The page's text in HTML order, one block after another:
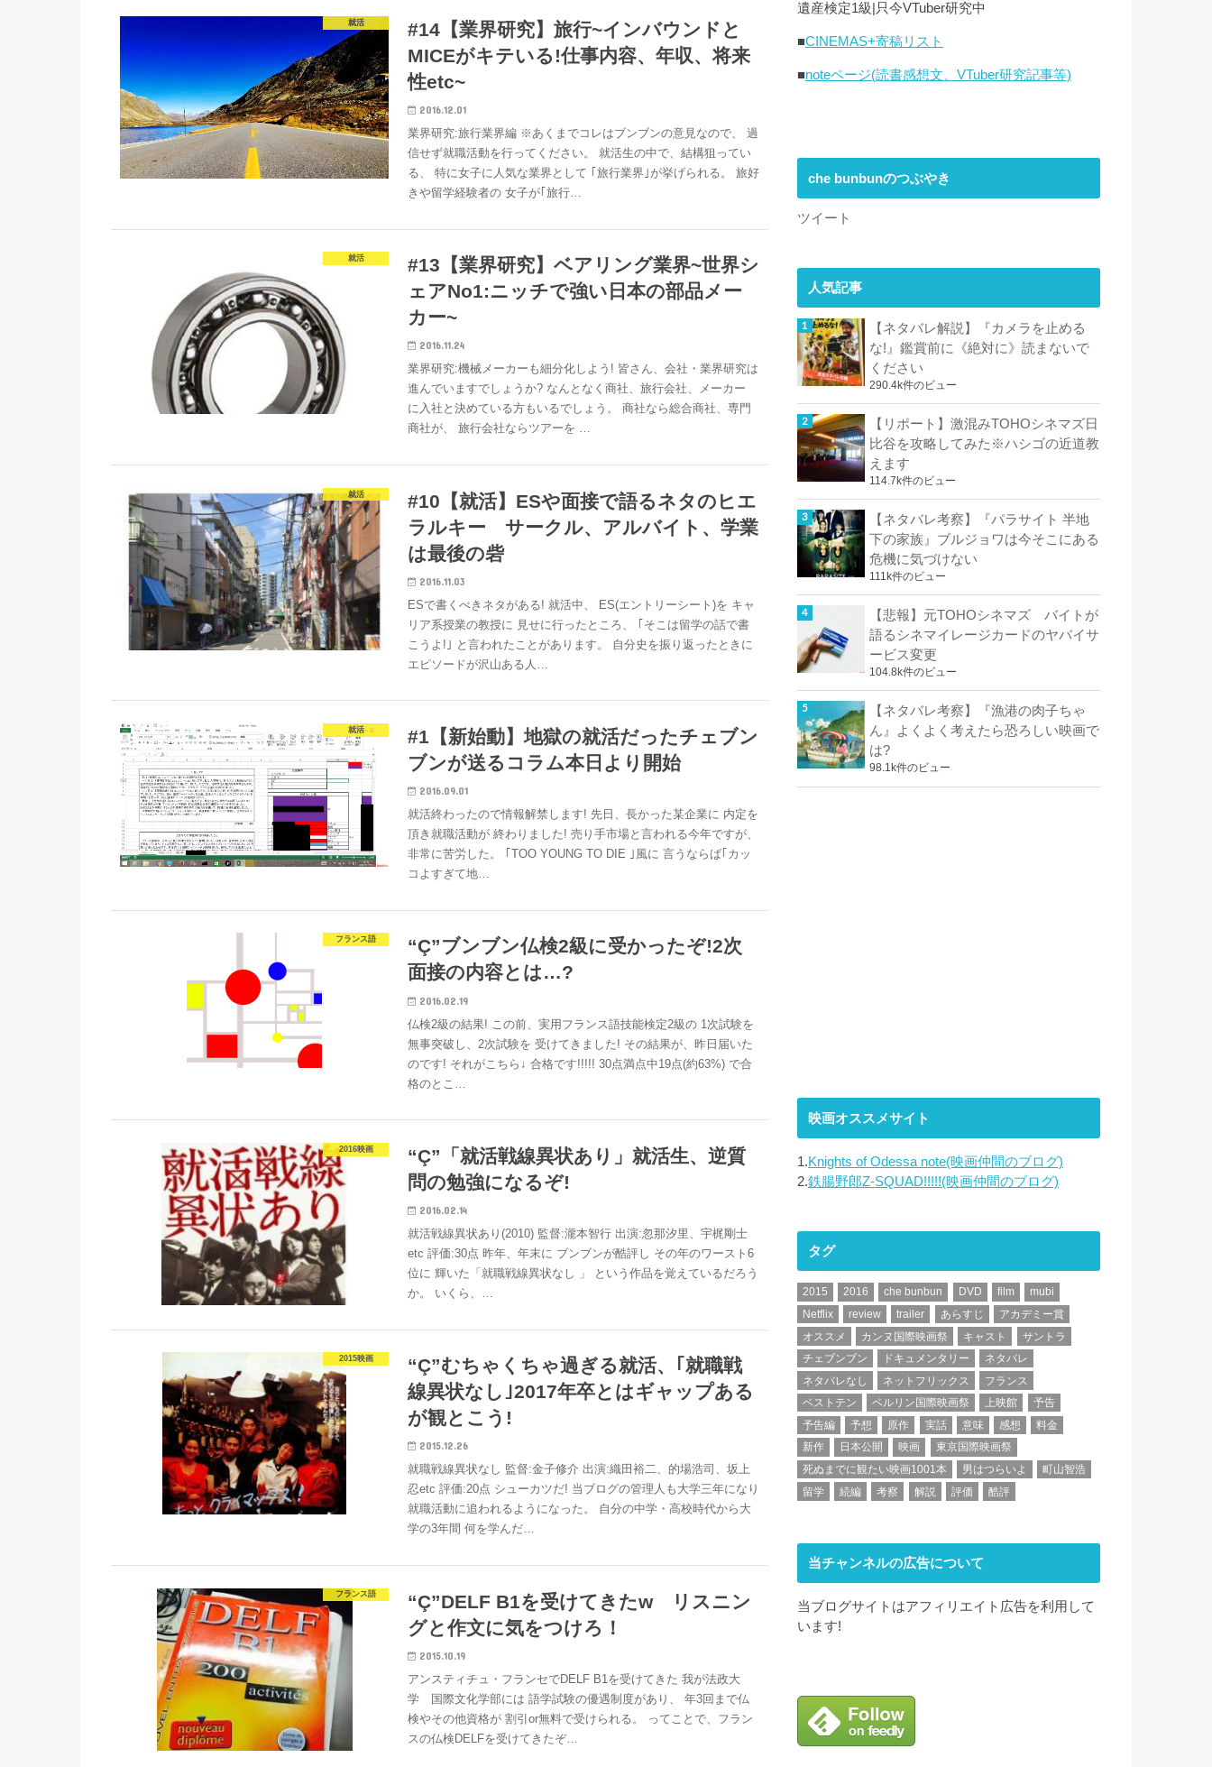
就活
#14【業界研究】旅行~インバウンドと
MICEがキテいる!仕事内容、年収、将来
性etc~
2016.12.01
業界研究:旅行業界編 ※あくまでコレはブンブンの意見なので、 過
信せず就職活動を行ってください。 就活生の中で、結構狙ってい
る、 特に女子に人気な業界として ｢旅行業界｣が挙げられる。 旅好
きや留学経験者の 女子が｢旅行…
就活
#13【業界研究】ベアリング業界~世界シ
ェアNo1:ニッチで強い日本の部品メー
カー~
2016.11.24
業界研究:機械メーカーも細分化しよう! 皆さん、会社・業界研究は
進んでいますでしょうか? なんとなく商社、旅行会社、メーカー
に入社と決めている方もいるでしょう。 商社なら総合商社、専門
商社が、 旅行会社ならツアーを …
就活
#10【就活】ESや面接で語るネタのヒエ
ラルキー サークル、アルバイト、学業
は最後の砦
2016.11.03
ESで書くべきネタがある! 就活中、 ES(エントリーシート)を キャ
リア系授業の教授に 見せに行ったところ、 ｢そこは留学の話で書
こうよ!｣ と言われたことがあります。 自分史を振り返ったときに
エピソードが沢山ある人…
就活
#1【新始動】地獄の就活だったチェブン
ブンが送るコラム本日より開始
2016.09.01
就活終わったので情報解禁します! 先日、長かった某企業に 内定を
頂き就職活動が 終わりました! 売り手市場と言われる今年ですが、
非常に苦労した。 ｢TOO YOUNG TO DIE ｣風に 言うならば｢カッ
コよすぎて地…
フランス語
“Ç”ブンブン仏検2級に受かったぞ!2次
面接の内容とは…?
2016.02.19
仏検2級の結果! この前、実用フランス語技能検定2級の 1次試験を
無事突破し、2次試験を 受けてきました! その結果が、昨日届いた
のです! それがこちら↓ 合格です!!!!! 30点満点中19点(約63%) で合
格のとこ…
2016映画
“Ç”「就活戦線異状あり」就活生、逆質
問の勉強になるぞ!
2016.02.14
就活戦線異状あり(2010) 監督:瀧本智行 出演:忽那汐里、宇梶剛士
etc 評価:30点 昨年、年末に ブンブンが酷評し その年のワースト6
位に 輝いた「就職戦線異状なし 」 という作品を覚えているだろう
か。 いくら、…
2015映画
“Ç”むちゃくちゃ過ぎる就活、｢就職戦
線異状なし｣2017年卒とはギャップある
が観とこう!
2015.12.26
就職戦線異状なし 監督:金子修介 出演:織田裕二、的場浩司、坂上
忍etc 評価:20点 シューカツだ! 当ブログの管理人も大学三年になり
就職活動に追われるようになった。 自分の中学・高校時代から大
学の3年間 何を学んだ…
フランス語
“Ç”DELF B1を受けてきたw リスニン
グと作文に気をつけろ！
2015.10.19
アンスティチュ・フランセでDELF B1を受けてきた 我が法政大
学 国際文化学部には 語学試験の優遇制度があり、 年3回まで仏
検やその他資格が 割引or無料で受けられる。 ってことで、フラン
スの仏検DELFを受けてきたぞ…
遺産検定1級|只今VTuber研究中
■CINEMAS+寄稿リスト
■noteページ(読書感想文、VTuber研究記事等)
che bunbunのつぶやき
ツイート
人気記事
【ネタバレ解説】『カメラを止める
な!』鑑賞前に《絶対に》読まないで
ください
290.4k件のビュー
【リポート】激混みTOHOシネマズ日
比谷を攻略してみた※ハシゴの近道教
えます
114.7k件のビュー
【ネタバレ考察】『パラサイト 半地
下の家族』ブルジョワは今そこにある
危機に気づけない
111k件のビュー
【悲報】元TOHOシネマズ バイトが
語るシネマイレージカードのヤバイサ
ービス変更
104.8k件のビュー
【ネタバレ考察】『漁港の肉子ちゃ
ん』よくよく考えたら恐ろしい映画で
は?
98.1k件のビュー
映画オススメサイト
1.Knights of Odessa note(映画仲間のブログ)
2.鉄腸野郎Z-SQUAD!!!!!(映画仲間のブログ)
タグ
2015 2016 che bunbun DVD film
mubi
Netflix
review trailer あらすじ
アカデミー賞
オススメ
カンヌ国際映画祭 キャスト
サントラ
チェブンブン
ドキュメンタリー
ネタバレ
ネタバレなし
ネットフリックス
フランス
ベストテン
ベルリン国際映画祭 上映館
予告
予告編
予想 原作 実話 意味 感想
料金
新作
日本公開 映画
東京国際映画祭
死ぬまでに観たい映画1001本
男はつらいよ
町山智浩
留学
続編 考察 解説 評価 酷評
当チャンネルの広告について
当ブログサイトはアフィリエイト広告を利用して
います!